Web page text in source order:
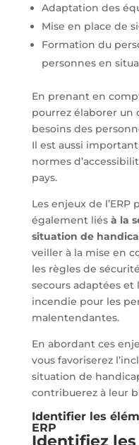
Adaptation des
Mise en place de
Formation du
personnes en
En prenant en
pourrez élaborer un
besoins des
Il est aussi
normes
pays.
Les enjeux de l’ERP
également liés à la
situation de
veiller à la mise en
les règles de
secours adaptées et
incendie pour les
malentendantes.
En abordant ces
vous favoriserez
situation de
contribuerez à leur
Identifier les
ERP
Identifiez